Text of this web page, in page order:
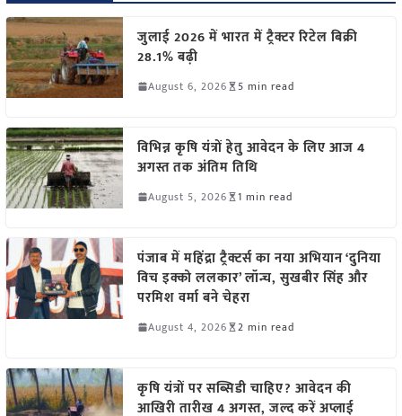
जुलाई 2026 में भारत में ट्रैक्टर रिटेल बिक्री
28.1% बढ़ी
August 6, 2026 5 min read
विभिन्न कृषि यंत्रों हेतु आवेदन के लिए आज 4
अगस्त तक अंतिम तिथि
August 5, 2026 1 min read
पंजाब में महिंद्रा ट्रैक्टर्स का नया अभियान ‘दुनिया
विच इक्को ललकार’ लॉन्च, सुखबीर सिंह और
परमिश वर्मा बने चेहरा
August 4, 2026 2 min read
कृषि यंत्रों पर सब्सिडी चाहिए? आवेदन की
आखिरी तारीख 4 अगस्त, जल्द करें अप्लाई